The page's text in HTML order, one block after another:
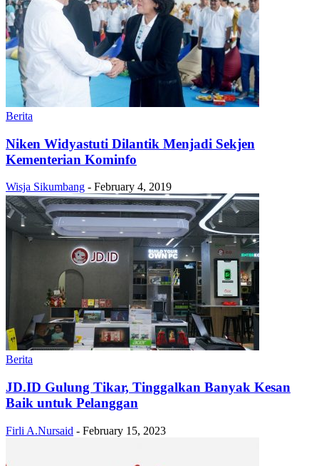
Berita
Niken Widyastuti Dilantik Menjadi Sekjen
Kementerian Kominfo
Wisja Sikumbang - February 4, 2019
Berita
JD.ID Gulung Tikar, Tinggalkan Banyak Kesan
Baik untuk Pelanggan
Firli A.Nursaid - February 15, 2023